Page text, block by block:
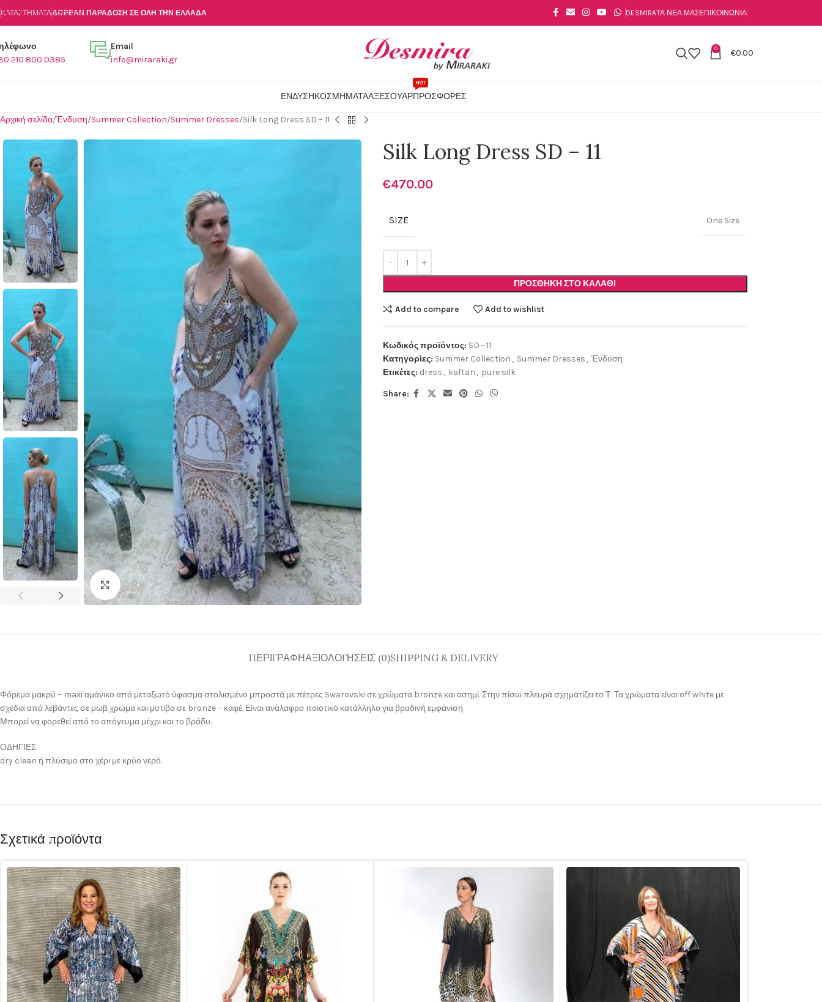
Skip to main content
ΚΑΤΑΣΤΉΜΑΤΑΔΩΡΕΑΝ ΠΑΡΑΔΟΣΗ ΣΕ ΟΛΗ ΤΗΝ ΕΛΛΑΔΑ DESMIRAΤΑ ΝΈΑ ΜΑΣΕΠΙΚΟΙΝΩΝΊΑ
210 800 0385
Email
info@miraraki.gr
0 €0.00
ΕΝΔΥΣΗΚΟΣΜΗΜΑΤΑΑΞΕΣΟΥΑΡΠΡΟΣΦΟΡΕΣ
HOT
Αρχική σελίδα Ένδυση Summer Collection Summer Dresses Silk Long Dress SD – 11
Click to enlarge
Silk Long Dress SD – 11
€470.00
SIZE One Size
ΠΡΟΣΘΉΚΗ ΣΤΟ ΚΑΛΆΘΙ
Add to compare Add to wishlist
Κωδικός προϊόντος: SD - 11
Κατηγορίες: Summer Collection , Summer Dresses , Ένδυση
Ετικέτες: dress , kaftan , pure silk
Share:
ΠΕΡΙΓΡΑΦΉΑΞΙΟΛΟΓΉΣΕΙΣ (0)SHIPPING & DELIVERY
Φόρεμα μακρύ – maxi αμάνικο από μεταξωτό ύφασμα στολισμένο μπροστά με πέτρες Swarovski σε χρώματα bronze και ασημί. Στην πίσω πλευρά σχηματίζει το Τ. Τα χρώματα είναι off white με
σχέδια από λεβάντες σε μωβ χρώμα και μοτίβα σε bronze – καφέ. Είναι ανάλαφρο ποιοτικό κατάλληλο για βραδινή εμφάνιση.
Μπορεί να φορεθεί από το απόγευμα μέχρι και το βράδυ.
ΟΔΗΓΙΕΣ
dry clean ή πλύσιμο στο χέρι με κρύο νερό.
Σχετικά προϊόντα